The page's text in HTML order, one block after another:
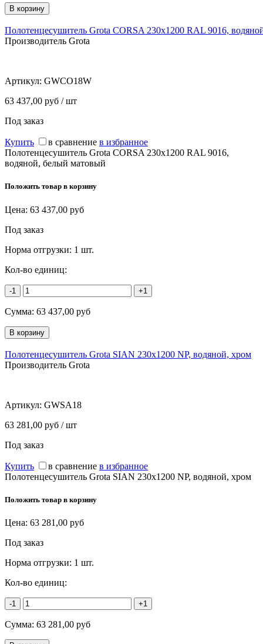
Полотенцесушитель Grota CORSA 230х1200 RAL 9016,
Производитель Grota
Артикул: GWCO18W
63 437,00 руб / шт
Под заказ
Купить в сравнение в избранное
Полотенцесушитель Grota CORSA 230х1200 RAL 9016,
водяной, белый матовый
Положить товар в корзину
Цена: 63 437,00 руб
Под заказ
Норма отгрузки: 1 шт.
Кол-во единиц:
-1 +1
Сумма: 63 437,00 руб
Полотенцесушитель Grota SIAN 230x1200 NP, водяной, хром
Производитель Grota
Артикул: GWSA18
63 281,00 руб / шт
Под заказ
Купить в сравнение в избранное
Полотенцесушитель Grota SIAN 230x1200 NP, водяной, хром
Положить товар в корзину
Цена: 63 281,00 руб
Под заказ
Норма отгрузки: 1 шт.
Кол-во единиц:
-1 +1
Сумма: 63 281,00 руб